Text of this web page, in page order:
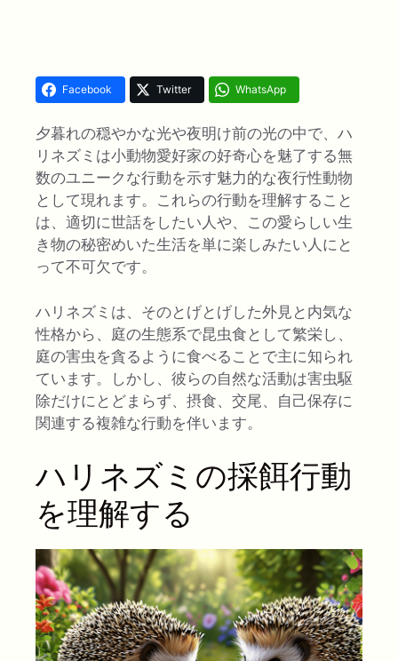
Facebook Twitter WhatsApp
夕暮れの穏やかな光や夜明け前の光の中で、ハ
リネズミは小動物愛好家の好奇心を魅了する無
数のユニークな行動を示す魅力的な夜行性動物
として現れます。これらの行動を理解すること
は、適切に世話をしたい人や、この愛らしい生
き物の秘密めいた生活を単に楽しみたい人にと
って不可欠です。
ハリネズミは、そのとげとげした外見と内気な
性格から、庭の生態系で昆虫食として繁栄し、
庭の害虫を貪るように食べることで主に知られ
ています。しかし、彼らの自然な活動は害虫駆
除だけにとどまらず、摂食、交尾、自己保存に
関連する複雑な行動を伴います。
ハリネズミの採餌行動
を理解する